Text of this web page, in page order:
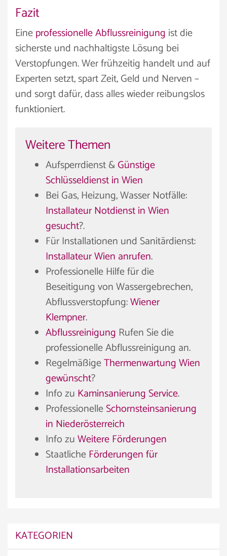
Fazit
Eineprofessionelle Abflussreinigung ist die
sicherste und nachhaltigste Lösung bei
Verstopfungen. Wer frühzeitig handelt und auf
Experten setzt, spart Zeit, Geld und Nerven –
und sorgt dafür, dass alles wieder reibungslos
funktioniert.
Weitere Themen
Aufsperrdienst &Günstige
Schlüsseldienst in Wien
Bei Gas, Heizung, Wasser Notfälle:
Installateur Notdienst in Wien
gesucht?.
Für Installationen und Sanitärdienst:
Installateur Wien anrufen.
Professionelle Hilfe für die
Beseitigung von Wassergebrechen,
Abflussverstopfung:Wiener
Klempner.
Abflussreinigung Rufen Sie die
professionelle Abflussreinigung an.
RegelmäßigeThermenwartung Wien
gewünscht?
Info zu Kaminsanierung Service.
ProfessionelleSchornsteinsanierung
in Niederösterreich
Info zuWeitere Förderungen
StaatlicheFörderungen für
Installationsarbeiten
KATEGORIEN